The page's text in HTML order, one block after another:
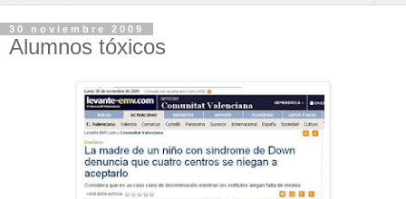
30 noviembre 2009
Alumnos tóxicos